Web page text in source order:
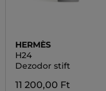
HERMÈS
H24
Dezodor stift
11 200,00 Ft